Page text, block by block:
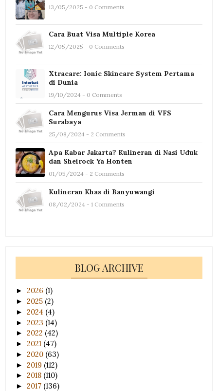
13/05/2025 - 0 Comments
Cara Buat Visa Multiple Korea
12/05/2025 - 0 Comments
Xtracare: Ionic Skincare System Pertama
di Dunia
19/10/2024 - 0 Comments
Cara Mengurus Visa Jerman di VFS
Surabaya
25/08/2024 - 2 Comments
Apa Kabar Jakarta? Kulineran di Nasi Uduk
dan Sheirock Ya Honten
01/05/2024 - 2 Comments
Kulineran Khas di Banyuwangi
08/02/2024 - 1 Comments
BLOG ARCHIVE
►2026 (1)
►2025 (2)
►2024 (4)
►2023 (14)
►2022 (42)
►2021 (47)
►2020 (63)
►2019 (112)
►2018 (110)
►2017 (136)